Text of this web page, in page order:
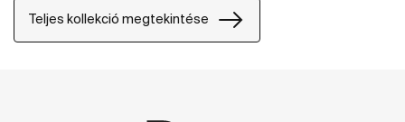
Teljes kollekció megtekintése